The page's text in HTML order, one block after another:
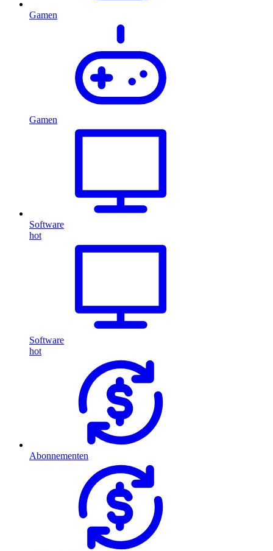
Gamen
Gamen
Software
hot
Software
hot
Abonnementen